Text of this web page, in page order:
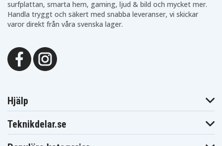
surfplattan, smarta hem, gaming, ljud & bild och mycket mer.
Handla tryggt och säkert med snabba leveranser, vi skickar
varor direkt från våra svenska lager.
Hjälp
Teknikdelar.se